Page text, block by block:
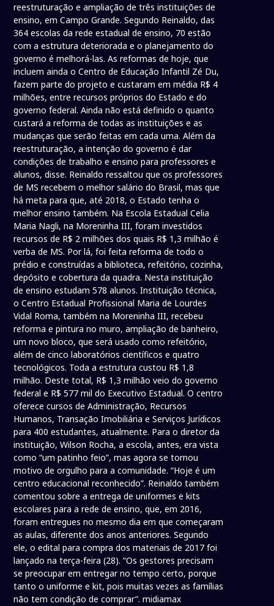
reestruturação e ampliação de três instituições de
ensino, em Campo Grande. Segundo Reinaldo, das
364 escolas da rede estadual de ensino, 70 estão
com a estrutura deteriorada e o planejamento do
governo é melhorá-las. As reformas de hoje, que
incluem ainda o Centro de Educação Infantil Zé Du,
fazem parte do projeto e custaram em média R$ 4
milhões, entre recursos próprios do Estado e do
governo federal. Ainda não está definido o quanto
custará a reforma de todas as instituições e as
mudanças que serão feitas em cada uma. Além da
reestruturação, a intenção do governo é dar
condições de trabalho e ensino para professores e
alunos, disse. Reinaldo ressaltou que os professores
de MS recebem o melhor salário do Brasil, mas que
há meta para que, até 2018, o Estado tenha o
melhor ensino também. Na Escola Estadual Celia
Maria Nagli, na Moreninha III, foram investidos
recursos de R$ 2 milhões dos quais R$ 1,3 milhão é
verba de MS. Por lá, foi feita reforma de todo o
prédio e construídas a biblioteca, refeitório, cozinha,
depósito e cobertura da quadra. Nesta instituição
de ensino estudam 578 alunos. Instituição técnica,
o Centro Estadual Profissional Maria de Lourdes
Vidal Roma, também na Moreninha III, recebeu
reforma e pintura no muro, ampliação de banheiro,
um novo bloco, que será usado como refeitório,
além de cinco laboratórios científicos e quatro
tecnológicos. Toda a estrutura custou R$ 1,8
milhão. Deste total, R$ 1,3 milhão veio do governo
federal e R$ 577 mil do Executivo Estadual. O centro
oferece cursos de Administração, Recursos
Humanos, Transação Imobiliária e Serviços Jurídicos
para 400 estudantes, atualmente. Para o diretor da
instituição, Wilson Rocha, a escola, antes, era vista
como “um patinho feio”, mas agora se tornou
motivo de orgulho para a comunidade. “Hoje é um
centro educacional reconhecido”. Reinaldo também
comentou sobre a entrega de uniformes e kits
escolares para a rede de ensino, que, em 2016,
foram entregues no mesmo dia em que começaram
as aulas, diferente dos anos anteriores. Segundo
ele, o edital para compra dos materiais de 2017 foi
lançado na terça-feira (28). “Os gestores precisam
se preocupar em entregar no tempo certo, porque
tanto o uniforme e kit, pois muitas vezes as famílias
não tem condição de comprar”. midiamax